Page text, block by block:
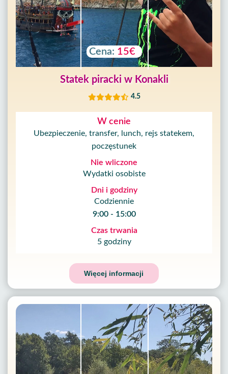
Cena: 15€
Statek piracki w Konakli
4.5
W cenie
Ubezpieczenie, transfer, lunch, rejs statekem,
poczęstunek
Nie wliczone
Wydatki osobiste
Dni i godziny
Codziennie
9:00 - 15:00
Czas trwania
5 godziny
Więcej informacji